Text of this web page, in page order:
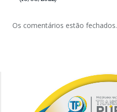
Os comentários estão fechados.